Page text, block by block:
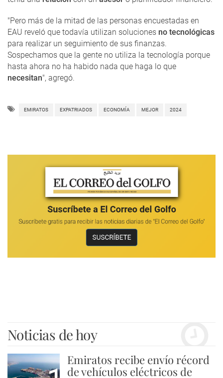
"Pero más de la mitad de las personas encuestadas en
EAU reveló que todavía utilizan soluciones no tecnológicas
para realizar un seguimiento de sus finanzas.
Sospechamos que la gente no utiliza la tecnología porque
hasta ahora no ha habido nada que haga lo que
necesitan", agregó.
EMIRATOS EXPATRIADOS ECONOMÍA MEJOR 2024
Noticias de hoy
Emiratos recibe envío récord
de vehículos eléctricos de